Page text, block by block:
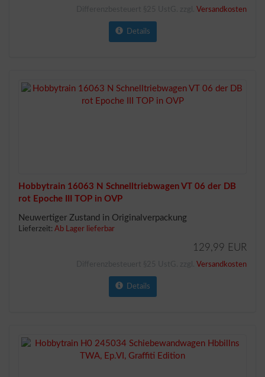
Versandkosten
Details
Hobbytrain 16063 N Schnelltriebwagen VT 06 der DB
rot Epoche III TOP in OVP
Neuwertiger Zustand in Originalverpackung
Lieferzeit: Ab Lager lieferbar
129,99 EUR
Versandkosten
Details